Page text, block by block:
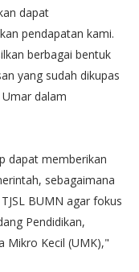
dapat
pendapatan kami.
berbagai bentuk
yang sudah dikupas
dalam
dapat memberikan
sebagaimana
BUMN agar fokus
Pendidikan,
Mikro Kecil (UMK),"